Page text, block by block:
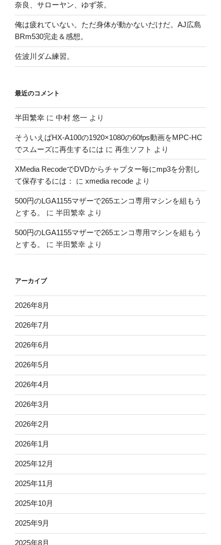
奈良、サローヤン、ゆず茶。
俺は疲れていない。ただ身体が動かないだけだ。AJ広島
BRm530完走＆感想。
佐波川ダム練習。
最近のコメント
半田繁幸 に 中村 悠一 より
そういえばHX-A100の1920×1080の60fps動画をMPC-HC
でスムーズに再生するには に 再生ソフト より
XMedia RecodeでDVDからチャプター毎にmp3を分割し
て保存するには：
に xmedia recode より
500円のLGA1155マザーで265エンコ専用マシンを組もう
とする。
に 半田繁幸 より
500円のLGA1155マザーで265エンコ専用マシンを組もう
とする。
に 半田繁幸 より
アーカイブ
2026年8月
2026年7月
2026年6月
2026年5月
2026年4月
2026年3月
2026年2月
2026年1月
2025年12月
2025年11月
2025年10月
2025年9月
2025年8月